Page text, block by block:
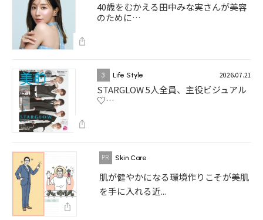
40歳をむかえる田中みな実さんが美容
のために…
3 Life Style 2026.07.21
STARGLOW 5人全員、主役ビジュアル
♡…
Skin Care
肌が健やかになる環境作りこそが美肌
を手に入れる近...